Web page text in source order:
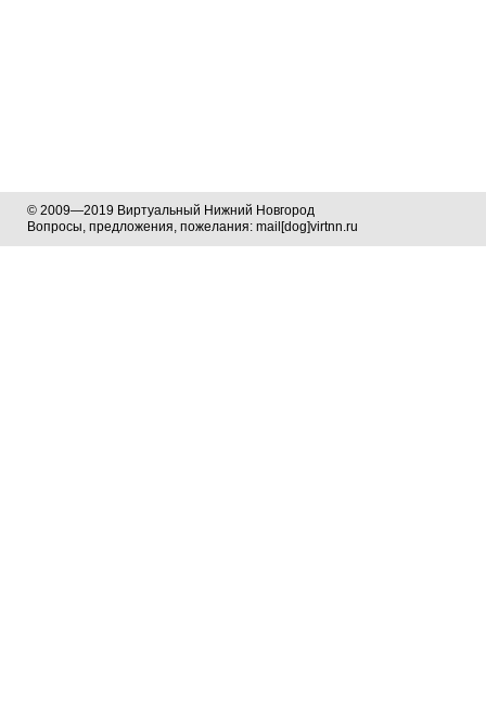
© 2009—2019 Виртуальный Нижний Новгород
Вопросы, предложения, пожелания: mail[dog]virtnn.ru